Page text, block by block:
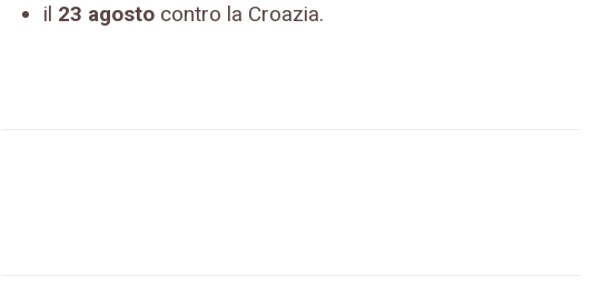
il 23 agosto contro la Croazia.